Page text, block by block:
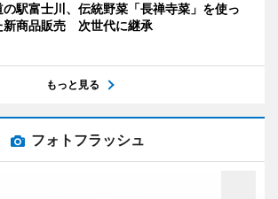
の駅富士川、伝統野菜「長禅寺菜」を使っ
新商品販売 次世代に継承
もっと見る
フォトフラッシュ